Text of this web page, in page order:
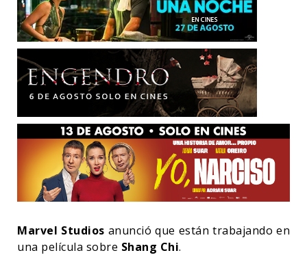
Marvel Studios anunció que están trabajando en
una película sobre Shang Chi.